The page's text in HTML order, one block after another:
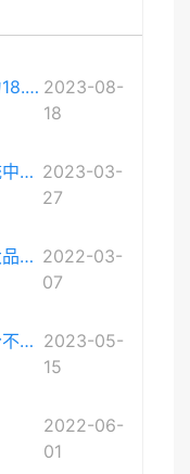
为什么超纯水电阻率的极限值为18.248MΩ·cm而不是无限大？ 2023-08-
18
一文搞懂实验室纯水超纯水系统中电导率与电阻率的关系 2023-03-
27
水问讲堂丨实验室超纯水机十大品牌排序和详细介绍 2022-03-
07
纯水和净水的区别，别再傻傻分不清啦。 2023-05-
15
2022-06-
01